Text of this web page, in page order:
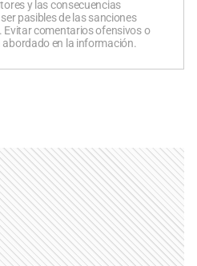
y las consecuencias
pasibles de las sanciones
Evitar comentarios ofensivos o
en la información.